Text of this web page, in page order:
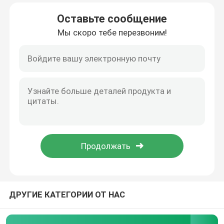
Путешествие фабрики
Проверка качества
Свяжитесь мы
Углеродистая сталь катушка
Оставьте сообщение
Мы скоро тебе перезвоним!
ДРУГИЕ КАТЕГОРИИ ОТ НАС